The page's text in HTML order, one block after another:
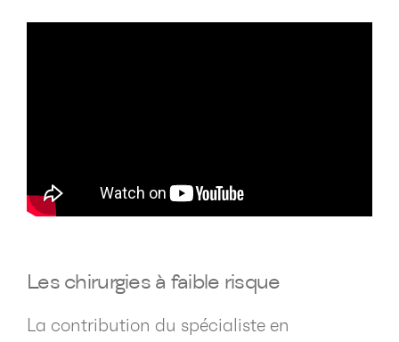
Les chirurgies à faible risque
La contribution du spécialiste en